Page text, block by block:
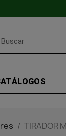
TIRADOR